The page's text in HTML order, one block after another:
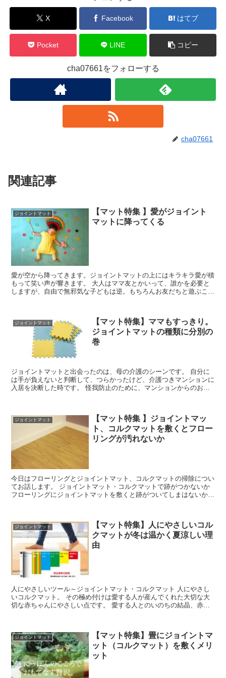
X Facebook はてブ
Pocket LINE コピー
cha07661をフォローする
cha07661
関連記事
ジョイントマット
【マット特集 】愛がジョイント
マットに降ってくる
愛が空から降ってきます。ジョイントマットの上にはキラキラ愛が積
もって笑い声が響きます。 大人はママ友とかいって、誰かを必要と
しますが、自由で無邪気な子どもは逆。もちろんお友だちと遊ぶこと
ジョイントマット
【マット特集】ママもすっきり。
ジョイントマットの種類に分別の
巻
ジョイントマットと出会ったのは、母の介護のシーンです。 自分に
は手が負えないと判断して、つらかったけど、介護つきマンションに
入居を決断した時です。 怪我防止のために、マンションからのお願
ジョイントマット
【マット特集 】ジョイントマッ
ト、コルクマットを敷くとフロー
リングが汚れないか
今日はフローリングとジョイントマット、コルクマットの掃除につい
てお話します。 ジョイントマット・コルクマットで跡がつかないか
フローリングにジョイントマットを敷くと跡がついてしまはないか、
ジョイントマット
【マット特集】人にやさしいコル
クマットが冬は温かく夏涼しい理
由
人にやさしいツール～ジョイントマット・コルクマット 人にやさし
いコルクマット。 その極め付けは愛する人が産んでくれた大切な大
切な赤ちゃんにやさしい点です。 愛する人とのいのちの結晶、赤ち
ジョイントマット
【マット特集】畳にジョイントマ
ット（コルクマット）を敷くメリ
ット